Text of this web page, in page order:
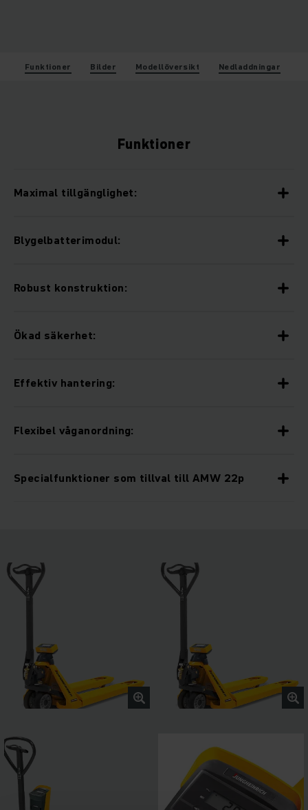
Funktioner Bilder Modellöversikt Nedladdningar
Funktioner
Maximal tillgänglighet:
Blygelbatterimodul:
Robust konstruktion:
Ökad säkerhet:
Effektiv hantering:
Flexibel våganordning:
Specialfunktioner som tillval till AMW 22p